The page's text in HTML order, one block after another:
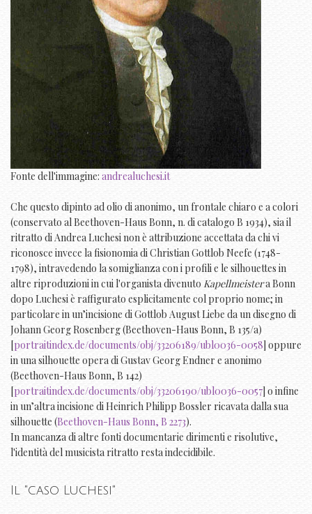
Fonte dell'immagine: andrealuchesi.it
Che questo dipinto ad olio di anonimo, un frontale chiaro e a colori
(conservato al Beethoven-Haus Bonn, n. di catalogo B 1934), sia il
ritratto di Andrea Luchesi non è attribuzione accettata da chi vi
riconosce invece la fisionomia di Christian Gottlob Neefe (1748-
1798), intravedendo la somiglianza con i profili e le silhouettes in
altre riproduzioni in cui l'organista divenuto Kapellmeistera Bonn
dopo Luchesi è raffigurato esplicitamente col proprio nome; in
particolare in un’incisione di Gottlob August Liebe da un disegno di
Johann Georg Rosenberg (Beethoven-Haus Bonn, B 135/a)
[portraitindex.de/documents/obj/33206189/ubl0036-0058] oppure
in una silhouette opera di Gustav Georg Endner e anonimo
(Beethoven-Haus Bonn, B 142)
[portraitindex.de/documents/obj/33206190/ubl0036-0057] o infine
in un’altra incisione di Heinrich Philipp Bossler ricavata dalla sua
silhouette (Beethoven-Haus Bonn, B 2273).
In mancanza di altre fonti documentarie dirimenti e risolutive,
l'identità del musicista ritratto resta indecidibile.
Il "caso Luchesi"